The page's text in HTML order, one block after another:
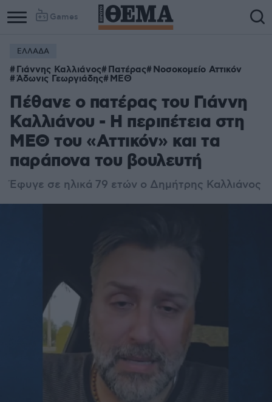
Games
ΕΛΛΑΔΑ
Γιάννης Καλλιάνος Πατέρας Νοσοκομείο Αττικόν
Άδωνις Γεωργιάδης ΜΕΘ
Πέθανε ο πατέρας του Γιάννη
Καλλιάνου - Η περιπέτεια στη
ΜΕΘ του «Αττικόν» και τα
παράπονα του βουλευτή
Έφυγε σε ηλικά 79 ετών ο Δημήτρης Καλλιάνος